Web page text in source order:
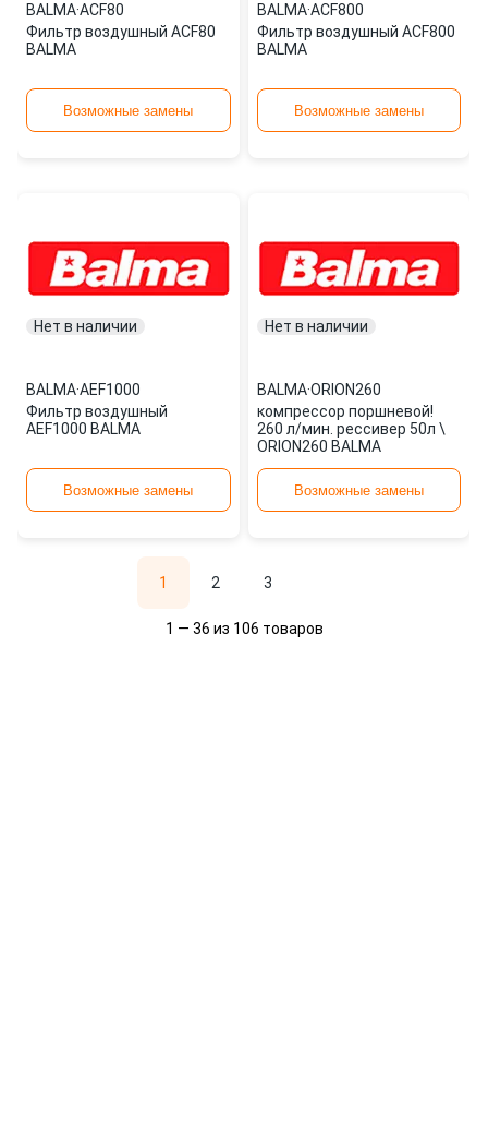
BALMA·ACF80
Фильтр воздушный ACF80
BALMA
Возможные замены
BALMA·ACF800
Фильтр воздушный ACF800
BALMA
Возможные замены
Нет в наличии
BALMA·AEF1000
Фильтр воздушный
AEF1000 BALMA
Возможные замены
Нет в наличии
BALMA·ORION260
компрессор поршневой!
260 л/мин. рессивер 50л \
ORION260 BALMA
Возможные замены
1 2 3
1 — 36 из 106 товаров